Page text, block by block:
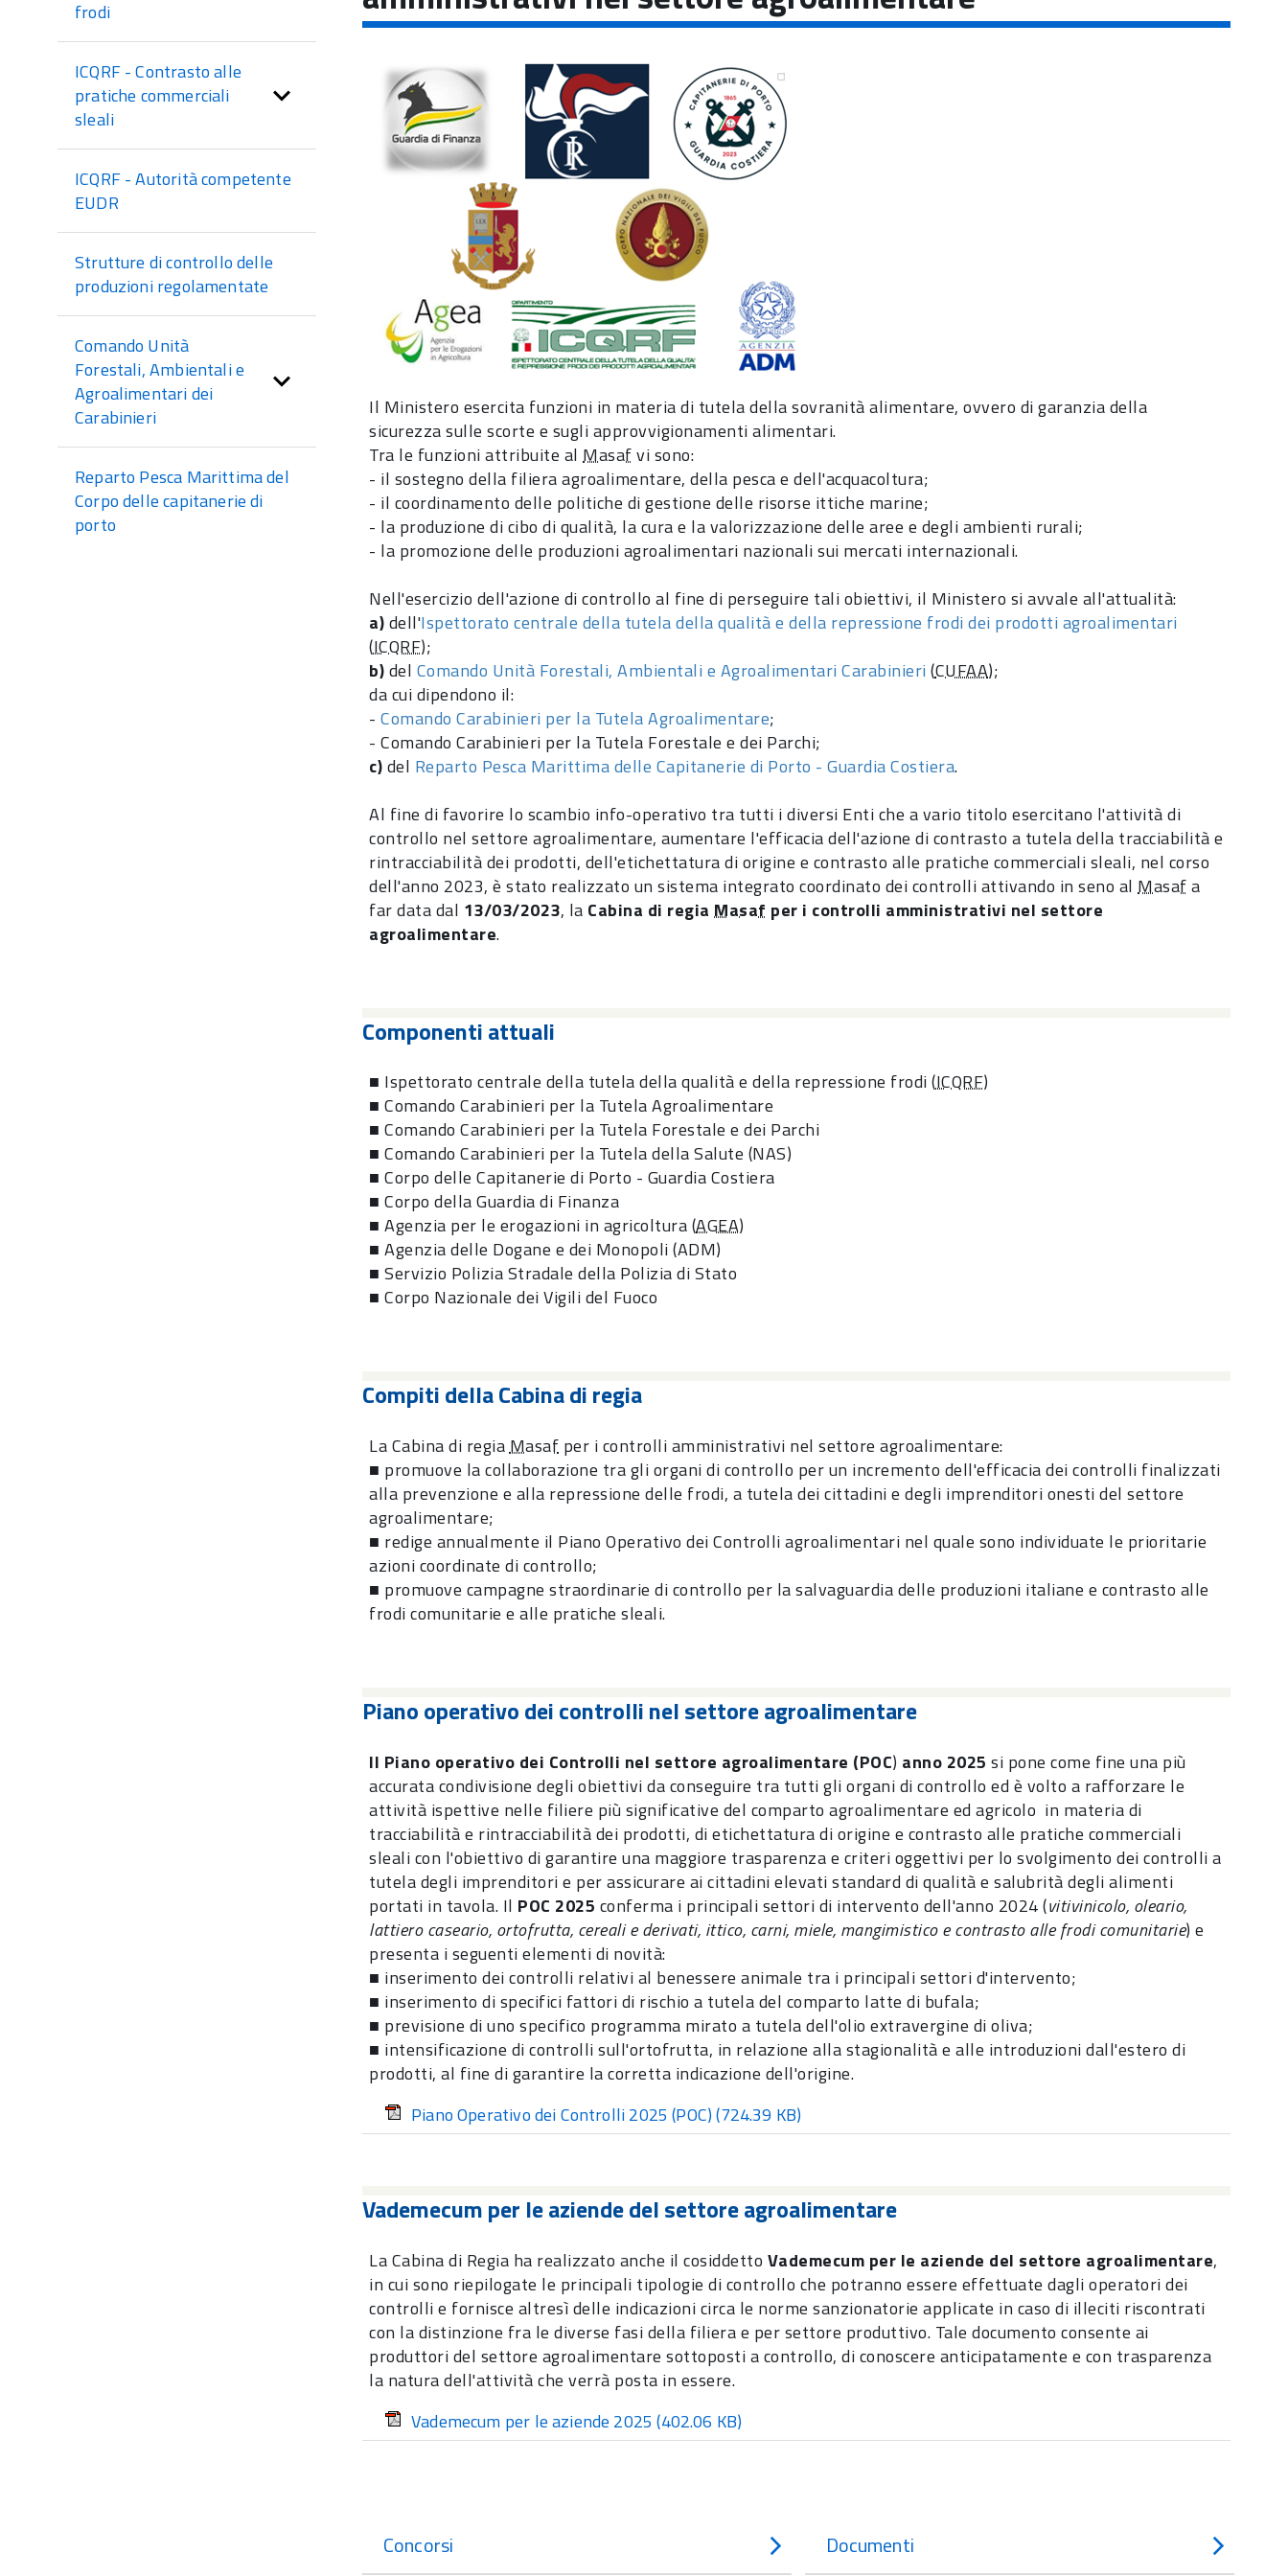
sezione
frodi
ICQRF - Contrasto alle
pratiche commerciali
sleali
ICQRF - Autorità competente
EUDR
Strutture di controllo delle
produzioni regolamentate
Comando Unità
Forestali, Ambientali e
Agroalimentari dei
Carabinieri
Reparto Pesca Marittima del
Corpo delle capitanerie di
porto
Il Ministero esercita funzioni in materia di tutela della sovranità alimentare, ovvero di garanzia della
sicurezza sulle scorte e sugli approvvigionamenti alimentari.
Tra le funzioni attribuite alMasafvi sono:
- il sostegno della filiera agroalimentare, della pesca e dell'acquacoltura;
- il coordinamento delle politiche di gestione delle risorse ittiche marine;
- la produzione di cibo di qualità, la cura e la valorizzazione delle aree e degli ambienti rurali;
- la promozione delle produzioni agroalimentari nazionali sui mercati internazionali.
Nell'esercizio dell'azione di controllo al fine di perseguire tali obiettivi, il Ministero si avvale all'attualità:
a)dell'Ispettorato centrale della tutela della qualità e della repressione frodi dei prodotti agroalimentari
(ICQRF);
b)del Comando Unità Forestali, Ambientali e Agroalimentari Carabinieri (CUFAA);
da cui dipendono il:
-Comando Carabinieri per la Tutela Agroalimentare;
- Comando Carabinieri per la Tutela Forestale e dei Parchi;
c)del Reparto Pesca Marittima delle Capitanerie di Porto - Guardia Costiera.
Al fine di favorire lo scambio info-operativo tra tutti i diversi Enti che a vario titolo esercitano l'attività di
controllo nel settore agroalimentare, aumentare l'efficacia dell'azione di contrasto a tutela della tracciabilità e
rintracciabilità dei prodotti, dell'etichettatura di origine e contrasto alle pratiche commerciali sleali, nel corso
dell'anno 2023, è stato realizzato un sistema integrato coordinato dei controlli attivando in seno alMasafa
far data dal 13/03/2023, la Cabina di regiaMasaf per i controlli amministrativi nel settore
agroalimentare.
Componenti attuali
■ Ispettorato centrale della tutela della qualità e della repressione frodi (ICQRF)
■ Comando Carabinieri per la Tutela Agroalimentare
■ Comando Carabinieri per la Tutela Forestale e dei Parchi
■ Comando Carabinieri per la Tutela della Salute (NAS)
■ Corpo delle Capitanerie di Porto - Guardia Costiera
■ Corpo della Guardia di Finanza
■ Agenzia per le erogazioni in agricoltura (AGEA)
■ Agenzia delle Dogane e dei Monopoli (ADM)
■ Servizio Polizia Stradale della Polizia di Stato
■ Corpo Nazionale dei Vigili del Fuoco
Compiti della Cabina di regia
La Cabina di regiaMasaf per i controlli amministrativi nel settore agroalimentare:
■ promuove la collaborazione tra gli organi di controllo per un incremento dell'efficacia dei controlli finalizzati
alla prevenzione e alla repressione delle frodi, a tutela dei cittadini e degli imprenditori onesti del settore
agroalimentare;
■ redige annualmente il Piano Operativo dei Controlli agroalimentari nel quale sono individuate le prioritarie
azioni coordinate di controllo;
■ promuove campagne straordinarie di controllo per la salvaguardia delle produzioni italiane e contrasto alle
frodi comunitarie e alle pratiche sleali.
Piano operativo dei controlli nel settore agroalimentare
Il Piano operativo dei Controlli nel settore agroalimentare (POC) anno 2025 si pone come fine una più
accurata condivisione degli obiettivi da conseguire tra tutti gli organi di controllo ed è volto a rafforzare le
attività ispettive nelle filiere più significative del comparto agroalimentare ed agricolo in materia di
tracciabilità e rintracciabilità dei prodotti, di etichettatura di origine e contrasto alle pratiche commerciali
sleali con l'obiettivo di garantire una maggiore trasparenza e criteri oggettivi per lo svolgimento dei controlli a
tutela degli imprenditori e per assicurare ai cittadini elevati standard di qualità e salubrità degli alimenti
portati in tavola. Il POC 2025 conferma i principali settori di intervento dell'anno 2024 (vitivinicolo, oleario,
lattiero caseario, ortofrutta, cereali e derivati, ittico, carni, miele, mangimistico e contrasto alle frodi comunitarie) e
presenta i seguenti elementi di novità:
■ inserimento dei controlli relativi al benessere animale tra i principali settori d'intervento;
■ inserimento di specifici fattori di rischio a tutela del comparto latte di bufala;
■ previsione di uno specifico programma mirato a tutela dell'olio extravergine di oliva;
■ intensificazione di controlli sull'ortofrutta, in relazione alla stagionalità e alle introduzioni dall'estero di
prodotti, al fine di garantire la corretta indicazione dell'origine.
Piano Operativo dei Controlli 2025 (POC)(724.39 KB)
Vademecum per le aziende del settore agroalimentare
La Cabina di Regia ha realizzato anche il cosiddetto Vademecum per le aziende del settore agroalimentare,
in cui sono riepilogate le principali tipologie di controllo che potranno essere effettuate dagli operatori dei
controlli e fornisce altresì delle indicazioni circa le norme sanzionatorie applicate in caso di illeciti riscontrati
con la distinzione fra le diverse fasi della filiera e per settore produttivo. Tale documento consente ai
produttori del settore agroalimentare sottoposti a controllo, di conoscere anticipatamente e con trasparenza
la natura dell'attività che verrà posta in essere.
Vademecum per le aziende 2025 (402.06 KB)
Concorsi Documenti